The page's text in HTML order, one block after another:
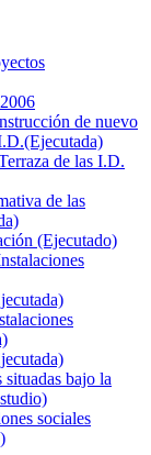
de nuevo
de las I.D.
de las
(Ejecutado)
situadas bajo la
sociales